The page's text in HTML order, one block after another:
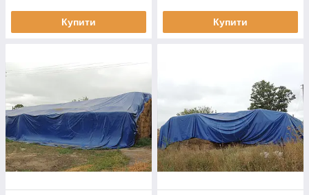
Купити Купити